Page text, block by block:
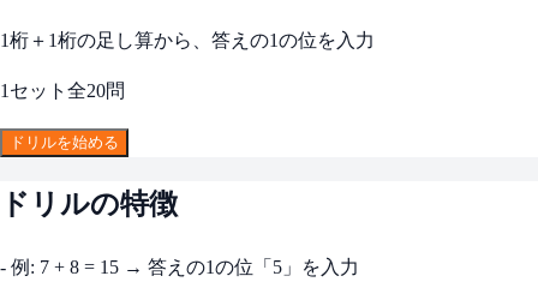
1桁＋1桁の足し算から、答えの1の位を入力
1セット全20問
ドリルを始める
ドリルの特徴
- 例: 7 + 8 = 15 → 答えの1の位「5」を入力